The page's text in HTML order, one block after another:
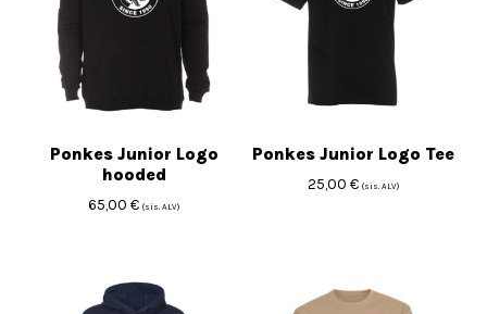
Ponkes Junior Logo
hooded
65,00€ (sis. ALV)
Ponkes Junior Logo Tee
25,00 € (sis. ALV)